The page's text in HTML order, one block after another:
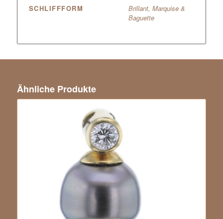
SCHLIFFFORM
Brillant, Marquise &
Baguette
Ähnliche Produkte